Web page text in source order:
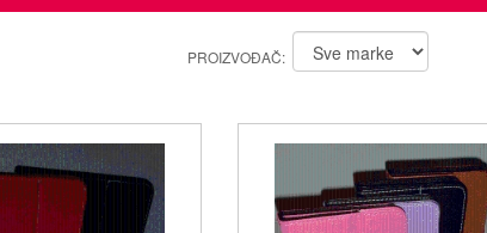
Tableti i
Oukitel
PROIZVOĐAČ: